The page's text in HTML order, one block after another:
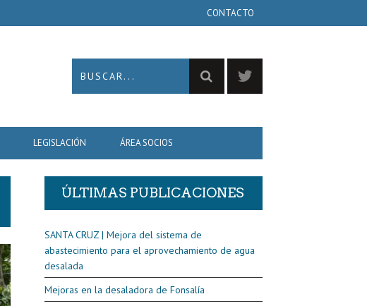
CONTACTO
LEGISLACIÓN ÁREA SOCIOS
ÚLTIMAS PUBLICACIONES
SANTA CRUZ | Mejora del sistema de
abastecimiento para el aprovechamiento de agua
desalada
Mejoras en la desaladora de Fonsalía